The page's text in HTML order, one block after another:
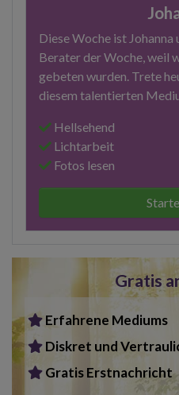
Diese Woche ist
Berater der Woche, weil
gebeten wurden. Trete
diesem talentierten
Hellsehend
Lichtarbeit
Fotos lesen
Gratis
Erfahrene Mediums
Diskret und
Gratis Erstnachricht